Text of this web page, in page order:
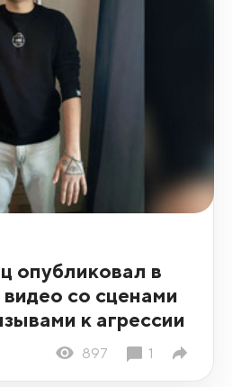
опубликовал в
со сценами
к агрессии
897 1